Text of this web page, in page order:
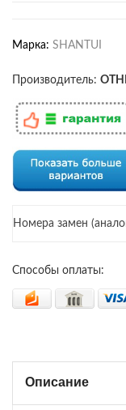
Марка: SHANTUI
Производитель:
Номера замен
Способы оплаты:
Описание